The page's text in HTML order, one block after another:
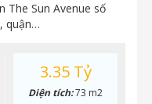
The Sun Avenue số
quận…
3.35 Tỷ
Diện tích:73 m2